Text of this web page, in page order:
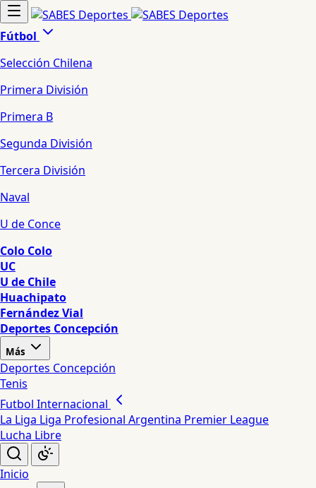
Fútbol
Selección Chilena
Primera División
Primera B
Segunda División
Tercera División
Naval
U de Conce
Colo Colo
UC
U de Chile
Huachipato
Fernández Vial
Deportes Concepción
Más
Deportes Concepción
Tenis
Futbol Internacional
La Liga Liga Profesional Argentina Premier League
Lucha Libre
Inicio